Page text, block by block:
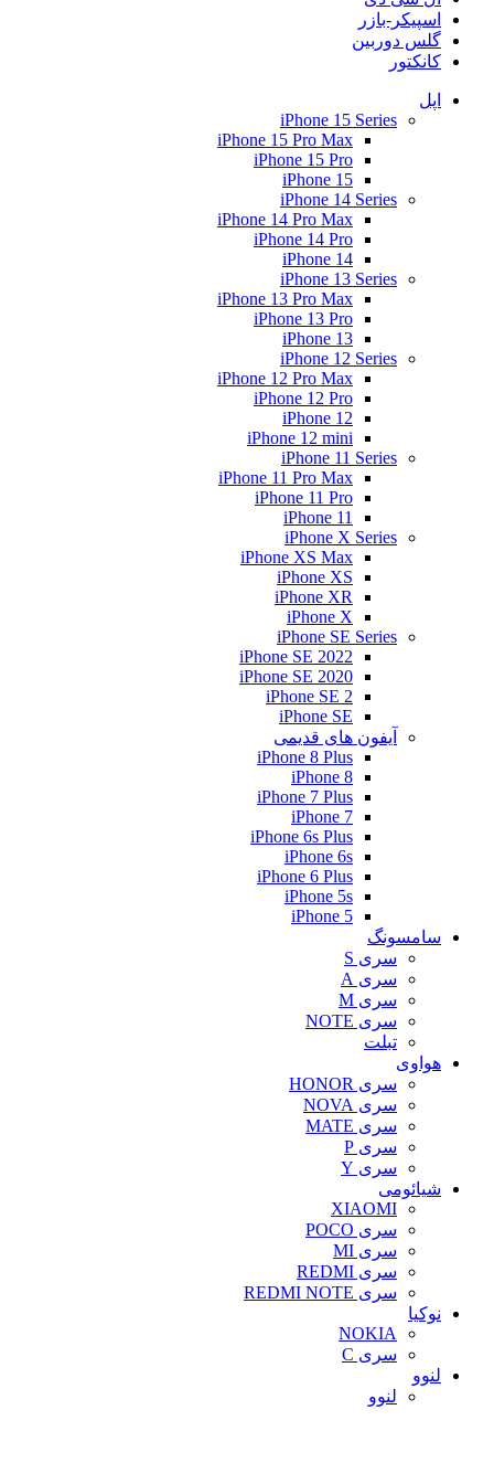
اسپیکر-بازر
گلس دوربین
کانکتور
اپل
iPhone 15 Series
iPhone 15 Pro Max
iPhone 15 Pro
iPhone 15
iPhone 14 Series
iPhone 14 Pro Max
iPhone 14 Pro
iPhone 14
iPhone 13 Series
iPhone 13 Pro Max
iPhone 13 Pro
iPhone 13
iPhone 12 Series
iPhone 12 Pro Max
iPhone 12 Pro
iPhone 12
iPhone 12 mini
iPhone 11 Series
iPhone 11 Pro Max
iPhone 11 Pro
iPhone 11
iPhone X Series
iPhone XS Max
iPhone XS
iPhone XR
iPhone X
iPhone SE Series
iPhone SE 2022
iPhone SE 2020
iPhone SE 2
iPhone SE
آیفون های قدیمی
iPhone 8 Plus
iPhone 8
iPhone 7 Plus
iPhone 7
iPhone 6s Plus
iPhone 6s
iPhone 6 Plus
iPhone 5s
iPhone 5
سامسونگ
سری S
سری A
سری M
سری NOTE
تبلت
هواوی
سری HONOR
سری NOVA
سری MATE
سری P
سری Y
شیائومی
XIAOMI
سری POCO
سری MI
سری REDMI
سری REDMI NOTE
نوکیا
NOKIA
سری C
لنوو
لنوو